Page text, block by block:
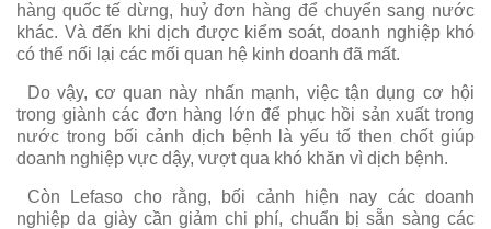
hàng quốc tế dừng, huỷ đơn hàng để chuyển sang nước
khác. Và đến khi dịch được kiểm soát, doanh nghiệp khó
có thể nối lại các mối quan hệ kinh doanh đã mất.
Do vậy, cơ quan này nhấn mạnh, việc tận dụng cơ hội
trong giành các đơn hàng lớn để phục hồi sản xuất trong
nước trong bối cảnh dịch bệnh là yếu tố then chốt giúp
doanh nghiệp vực dậy, vượt qua khó khăn vì dịch bệnh.
Còn Lefaso cho rằng, bối cảnh hiện nay các doanh
nghiệp da giày cần giảm chi phí, chuẩn bị sẵn sàng các